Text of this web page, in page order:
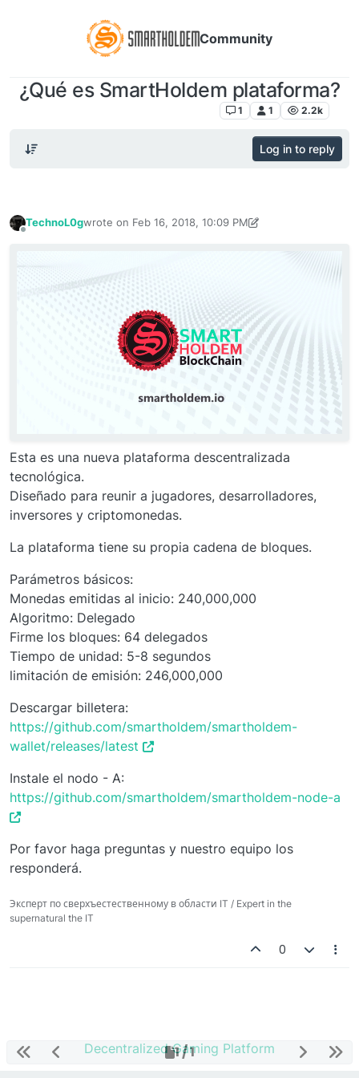
Community
¿Qué es SmartHoldem plataforma?
1 1 2.2k
Log in to reply
TechnoL0gwrote on Feb 16, 2018, 10:09 PM
last edited by EuropaFeb 18, 2018, 9:54 AM
Esta es una nueva plataforma descentralizada
tecnológica.
Diseñado para reunir a jugadores, desarrolladores,
inversores y criptomonedas.
La plataforma tiene su propia cadena de bloques.
Parámetros básicos:
Monedas emitidas al inicio: 240,000,000
Algoritmo: Delegado
Firme los bloques: 64 delegados
Tiempo de unidad: 5-8 segundos
limitación de emisión: 246,000,000
Descargar billetera:
https://github.com/smartholdem/smartholdem-
wallet/releases/latest
Instale el nodo - A:
https://github.com/smartholdem/smartholdem-node-a
Por favor haga preguntas y nuestro equipo los
responderá.
Эксперт по сверхъестественному в области IT / Expert in the
supernatural the IT
0
Decentralized Gaming Platform
1 / 1